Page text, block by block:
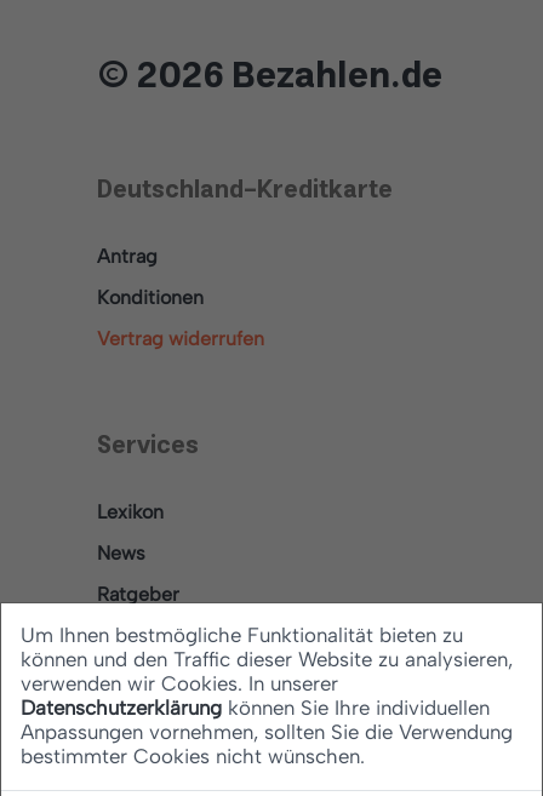
© 2026 Bezahlen.de
Deutschland-Kreditkarte
Antrag
Konditionen
Vertrag widerrufen
Services
Lexikon
News
Ratgeber
Rechtliches
Datenschutz
Um Ihnen bestmögliche Funktionalität bieten zu
können und den Traffic dieser Website zu analysieren,
verwenden wir Cookies. In unserer
Datenschutzerklärung können Sie Ihre individuellen
Anpassungen vornehmen, sollten Sie die Verwendung
bestimmter Cookies nicht wünschen.